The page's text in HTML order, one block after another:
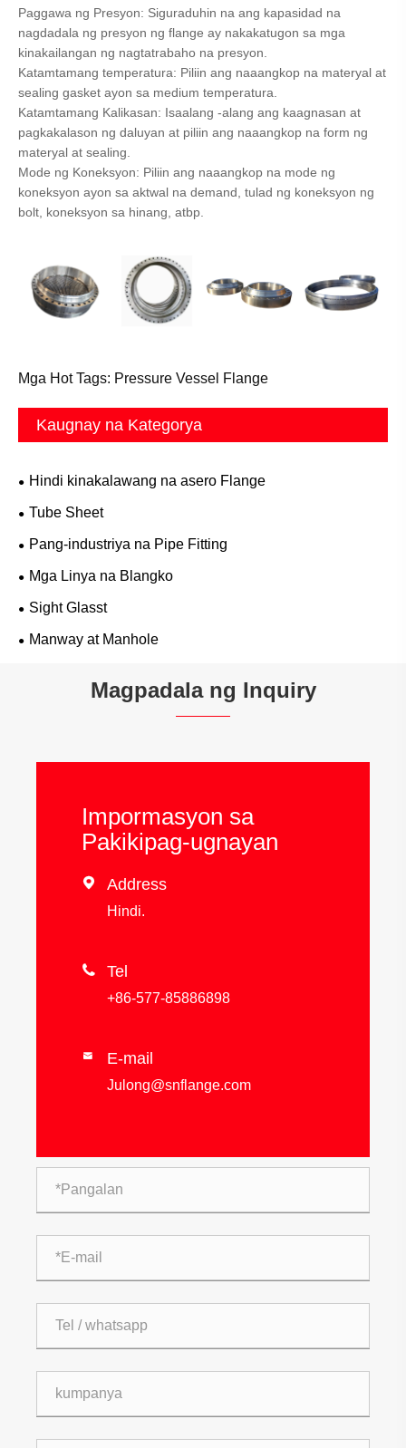
Paggawa ng Presyon: Siguraduhin na ang kapasidad na
nagdadala ng presyon ng flange ay nakakatugon sa mga
kinakailangan ng nagtatrabaho na presyon.
Katamtamang temperatura: Piliin ang naaangkop na materyal at
sealing gasket ayon sa medium temperatura.
Katamtamang Kalikasan: Isaalang -alang ang kaagnasan at
pagkakalason ng daluyan at piliin ang naaangkop na form ng
materyal at sealing.
Mode ng Koneksyon: Piliin ang naaangkop na mode ng
koneksyon ayon sa aktwal na demand, tulad ng koneksyon ng
bolt, koneksyon sa hinang, atbp.
Mga Hot Tags: Pressure Vessel Flange
Kaugnay na Kategorya
Hindi kinakalawang na asero Flange
Tube Sheet
Pang-industriya na Pipe Fitting
Mga Linya na Blangko
Sight Glasst
Manway at Manhole
Magpadala ng Inquiry
Impormasyon sa
Pakikipag-ugnayan
 Address
Hindi.
 Tel
+86-577-85886898
 E-mail
Julong@snflange.com